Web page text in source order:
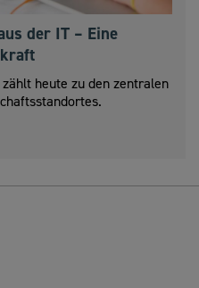
der IT – Eine
heute zu den zentralen